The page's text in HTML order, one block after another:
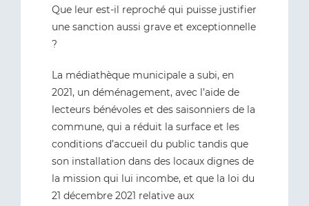
Que leur est-il reproché qui puisse justifier
une sanction aussi grave et exceptionnelle
?
La médiathèque municipale a subi, en
2021, un déménagement, avec l’aide de
lecteurs bénévoles et des saisonniers de la
commune, qui a réduit la surface et les
conditions d’accueil du public tandis que
son installation dans des locaux dignes de
la mission qui lui incombe, et que la loi du
21 décembre 2021 relative aux